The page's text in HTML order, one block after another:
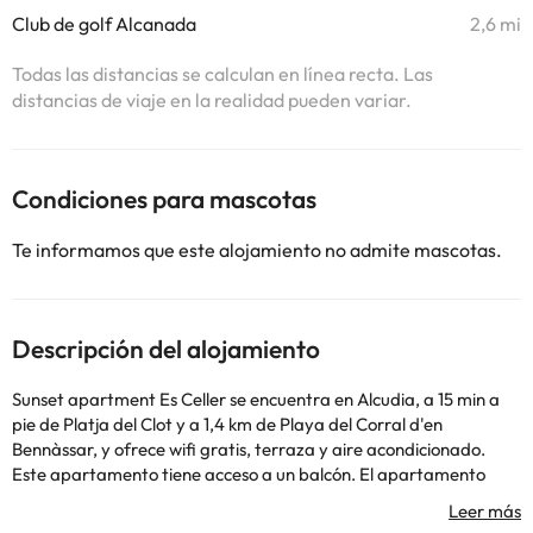
Club de golf Alcanada 2,6 mi
Todas las distancias se calculan en línea recta. Las
distancias de viaje en la realidad pueden variar.
Condiciones para mascotas
Te informamos que este alojamiento no admite mascotas.
Descripción del alojamiento
Sunset apartment Es Celler se encuentra en Alcudia, a 15 min a
pie de Platja del Clot y a 1,4 km de Playa del Corral d'en
Bennàssar, y ofrece wifi gratis, terraza y aire acondicionado.
Este apartamento tiene acceso a un balcón. El apartamento
dispone de 2 dormitorios, TV con canales vía satélite, una cocina
equipada con nevera y lavavajillas, lavadora y 1 baño con ducha.